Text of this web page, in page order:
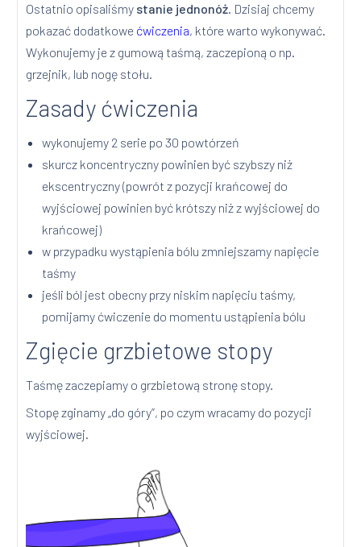
Ostatnio opisaliśmy stanie jednonóż. Dzisiaj chcemy
pokazać dodatkowe ćwiczenia, które warto wykonywać.
Wykonujemy je z gumową taśmą, zaczepioną o np.
grzejnik, lub nogę stołu.
Zasady ćwiczenia
wykonujemy 2 serie po 30 powtórzeń
skurcz koncentryczny powinien być szybszy niż
ekscentryczny (powrót z pozycji krańcowej do
wyjściowej powinien być krótszy niż z wyjściowej do
krańcowej)
w przypadku wystąpienia bólu zmniejszamy napięcie
taśmy
jeśli ból jest obecny przy niskim napięciu taśmy,
pomijamy ćwiczenie do momentu ustąpienia bólu
Zgięcie grzbietowe stopy
Taśmę zaczepiamy o grzbietową stronę stopy.
Stopę zginamy „do góry”, po czym wracamy do pozycji
wyjściowej.